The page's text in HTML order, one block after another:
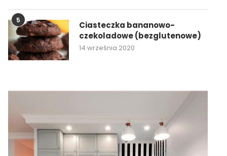
5
Ciasteczka bananowo-
czekoladowe (bezglutenowe)
14 września 2020